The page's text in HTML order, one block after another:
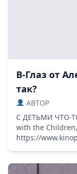
В-Глаз от
так?
ABTOP
С ДЕТЬМИ ЧТО-
with the
https://